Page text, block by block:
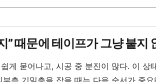
” 때문에 테이프가 그냥 붙지
게 묻어나고, 시공 중 분진이 많다. 이
측 기밀층을 잡을 때는 다음 순서가 중요